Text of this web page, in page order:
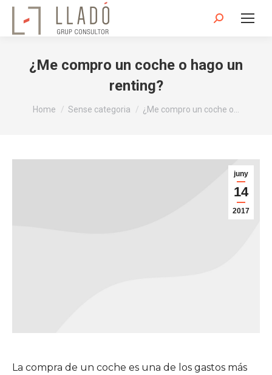
Search:
¿Me compro un coche o hago un
renting?
You are here:
Home Sense categoria ¿Me compro un coche o…
juny
14
2017
La compra de un coche es una de los gastos más